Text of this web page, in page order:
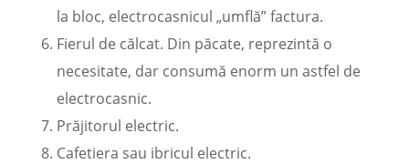
la bloc, electrocasnicul „umflă” factura.
Fierul de călcat. Din păcate, reprezintă o
necesitate, dar consumă enorm un astfel de
electrocasnic.
Prăjitorul electric.
Cafetiera sau ibricul electric.